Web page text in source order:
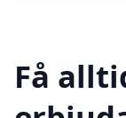
Få